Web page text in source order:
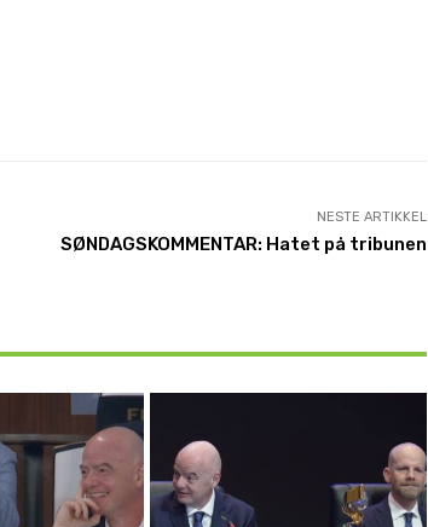
NESTE ARTIKKEL
SØNDAGSKOMMENTAR: Hatet på tribunen